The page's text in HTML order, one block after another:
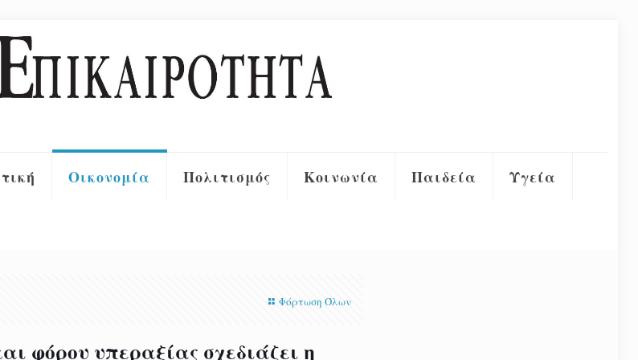
Οικονομία Πολιτισμός Κοινωνία Παιδεία Υγεία
Φόρτωση Όλων
φόρου υπεραξίας σχεδιάζει η